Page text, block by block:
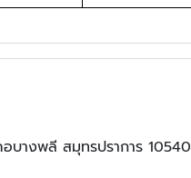
างพลี สมุทรปราการ 10540